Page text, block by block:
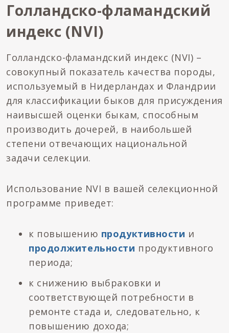
Голландско-фламандский
индекс (NVI)
Голландско-фламандский индекс (NVI) –
совокупный показатель качества породы,
используемый в Нидерландах и Фландрии
для классификации быков для присуждения
наивысшей оценки быкам, способным
производить дочерей, в наибольшей
степени отвечающих национальной
задачи селекции.
Использование NVI в вашей селекционной
программе приведет:
к повышению продуктивности и
продолжительности продуктивного
периода;
к снижению выбраковки и
соответствующей потребности в
ремонте стада и, следовательно, к
повышению дохода;